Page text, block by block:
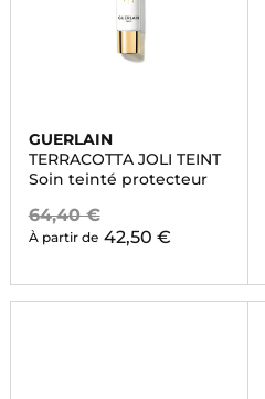
GUERLAIN
TERRACOTTA JOLI TEINT
Soin teinté protecteur
64,40 €
À partir de 42,50 €